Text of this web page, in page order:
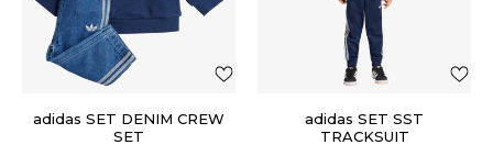
adidas SET DENIM CREW
SET
adidas SET SST
TRACKSUIT